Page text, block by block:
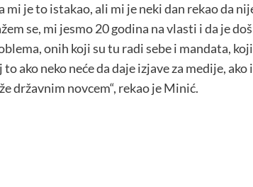
je to istakao, ali mi je neki dan rekao da
se, mi jesmo 20 godina na vlasti i da je
onih koji su tu radi sebe i mandata,
neko neće da daje izjave za medije, ako
državnim novcem“, rekao je Minić.